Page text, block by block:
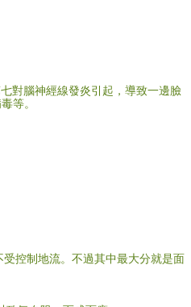
對腦神經線發炎引起，導致一邊臉
等。
控制地流。不過其中最大分就是面